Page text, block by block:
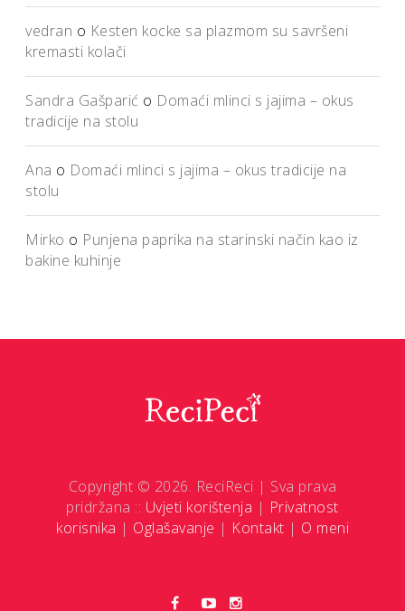
vedran o Kesten kocke sa plazmom su savršeni
kremasti kolači
Sandra Gašparić o Domaći mlinci s jajima – okus
tradicije na stolu
Ana o Domaći mlinci s jajima – okus tradicije na
stolu
Mirko o Punjena paprika na starinski način kao iz
bakine kuhinje
Copyright © 2026. ReciReci | Sva prava
pridržana :: Uvjeti korištenja | Privatnost
korisnika | Oglašavanje | Kontakt | O meni